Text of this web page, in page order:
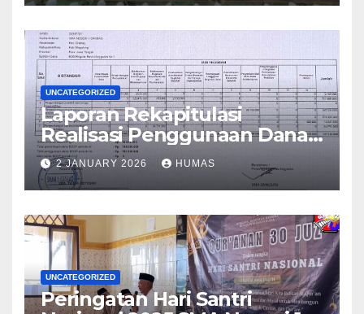
UNCATEGORIZED
Laporan Rekapitulasi
Realisasi Penggunaan Dana
BOS Reguler Tahap 2 Tahun
2025
2 JANUARY 2026 HUMAS
UNCATEGORIZED
Peringatan Hari Santri